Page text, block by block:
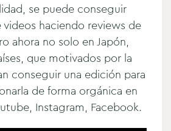
se puede conseguir
videos haciendo reviews de
ahora no solo en Japón,
que motivados por la
conseguir una edición para
de forma orgánica en
Instagram, Facebook.